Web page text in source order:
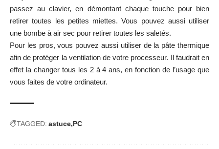
passez au clavier, en démontant chaque touche pour bien
retirer toutes les petites miettes. Vous pouvez aussi utiliser
une bombe à air sec pour retirer toutes les saletés.
Pour les pros, vous pouvez aussi utiliser de la pâte thermique
afin de protéger la ventilation de votre processeur. Il faudrait en
effet la changer tous les 2 à 4 ans, en fonction de l’usage que
vous faites de votre ordinateur.
TAGGED: astuce PC